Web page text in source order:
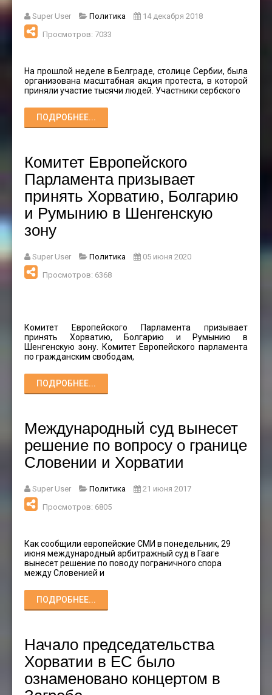
Super User Политика
14 декабря 2018
Просмотров: 7033
На прошлой неделе в Белграде, столице Сербии, была
организована масштабная акция протеста, в которой
приняли участие тысячи людей. Участники сербского
ПОДРОБНЕЕ...
Комитет Европейского
Парламента призывает
принять Хорватию, Болгарию
и Румынию в Шенгенскую
зону
Super User Политика
05 июня 2020
Просмотров: 6368
Комитет Европейского Парламента призывает
принять Хорватию, Болгарию и Румынию в
Шенгенскую зону. Комитет Европейского парламента
по гражданским свободам,
ПОДРОБНЕЕ...
Международный суд вынесет
решение по вопросу о границе
Словении и Хорватии
Super User Политика
21 июня 2017
Просмотров: 6805
Как сообщили европейские СМИ в понедельник, 29
июня международный арбитражный суд в Гааге
вынесет решение по поводу пограничного спора
между Словенией и
ПОДРОБНЕЕ...
Начало председательства
Хорватии в ЕС было
ознаменовано концертом в